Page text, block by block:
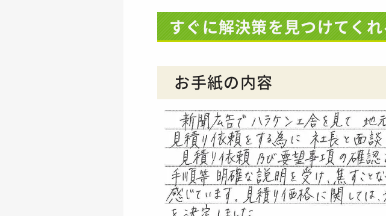
すぐに解決策を見つけてく
お手紙の内容